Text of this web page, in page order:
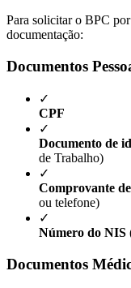
Para solicitar o BPC
documentação:
Documentos
✓
CPF
✓
Documento de
de Trabalho)
✓
Comprovante
ou telefone)
✓
Número do NIS
Documentos